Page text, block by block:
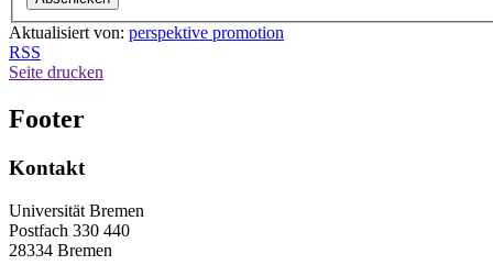
Aktualisiert von: perspektive promotion
RSS
Seite drucken
Footer
Kontakt
Universität Bremen
Postfach 330 440
28334 Bremen